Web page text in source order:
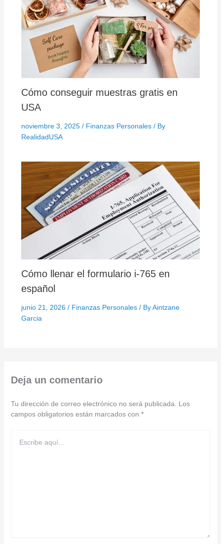
Cómo conseguir muestras gratis en
USA
noviembre 3, 2025 / Finanzas Personales/ By
RealidadUSA
Cómo llenar el formulario i-765 en
español
junio 21, 2026 / Finanzas Personales/ ByAintzane
Garcia
Deja un comentario
Tu dirección de correo electrónico no será publicada.
Los
campos obligatorios están marcados con *
aquí...